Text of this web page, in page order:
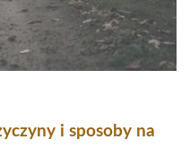
i sposoby na